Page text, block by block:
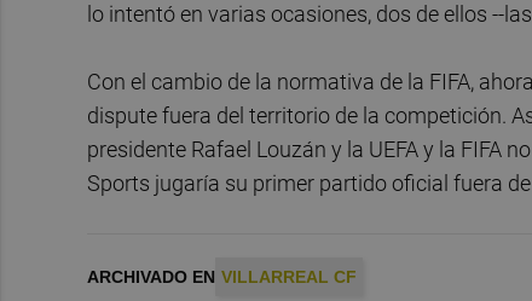
lo intentó en varias ocasiones, dos de ellos --
Con el cambio de la normativa de la FIFA,
dispute fuera del territorio de la competición.
presidente Rafael Louzán y la UEFA y la FIFA
Sports jugaría su primer partido oficial fuera
ARCHIVADO EN VILLARREAL CF